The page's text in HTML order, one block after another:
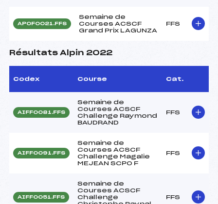
APOF0021.FFS
Semaine de
Courses ACSCF
Grand Prix LAGUNZA
FFS
Résultats Alpin 2022
Codex Course Cat.
AIFF0081.FFS
Semaine de
Courses ACSCF
Challenge Raymond
BAUDRAND
FFS
AIFF0091.FFS
Semaine de
Courses ACSCF
Challenge Magalie
MEJEAN SCPO F
FFS
AIFF0051.FFS
Semaine de
Courses ACSCF
Challenge
FFS